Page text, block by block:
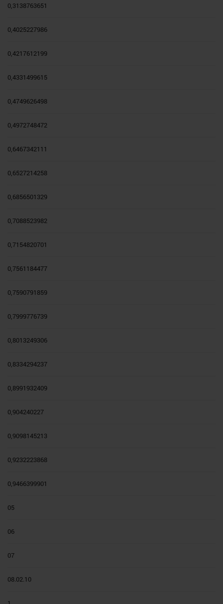
0,3138763651
0,4025227986
0,4217612199
0,4331499615
0,4749626498
0,4972748472
0,6467342111
0,6527214258
0,6856501329
0,7088523982
0,7154820701
0,7561184477
0,7590791859
0,7999776739
0,8013249306
0,8334294237
0,8991932409
0,904240227
0,9098145213
0,9232223868
0,9466399901
05
06
07
08.02.10